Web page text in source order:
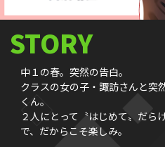
STORY
中１の春。突然の告白。
クラスの女の子・諏訪さんと突
くん。
２人にとって〝はじめて〟だら
で、だからこそ楽しみ。